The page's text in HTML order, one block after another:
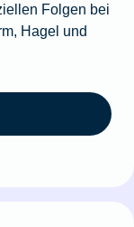
Folgen bei
Hagel und